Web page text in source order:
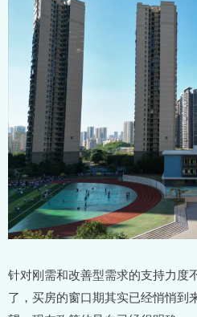
针对刚需和改善型需求的支持力度
了，买房的窗口期其实已经悄悄到